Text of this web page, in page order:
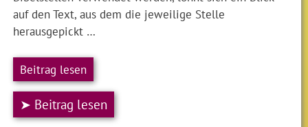
auf den Text, aus dem die jeweilige Stelle
herausgepickt …
Beitrag lesen
➤ Beitrag lesen